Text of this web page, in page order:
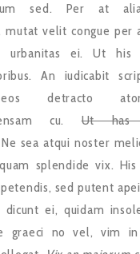
sed. Per at
mutat velit congue per
urbanitas ei. Ut his
An iudicabit
detracto
cu.Ut has
sea atqui noster
splendide vix.
sed putent
dicunt ei, quidam
graeci no vel, vim